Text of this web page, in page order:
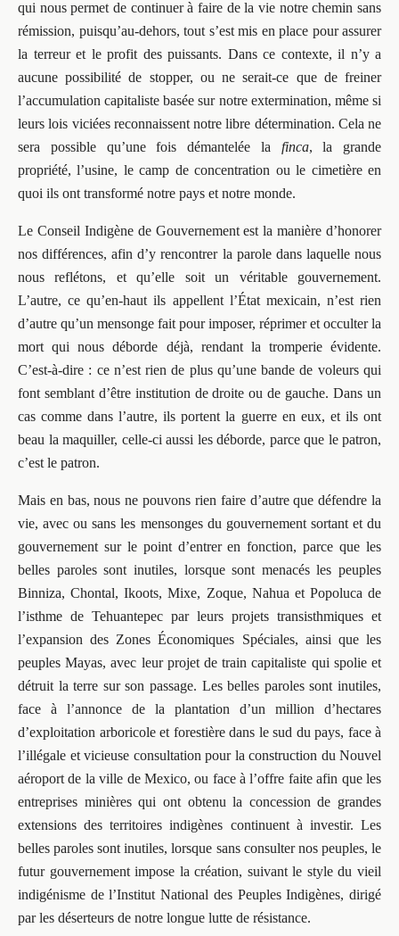
qui nous permet de continuer à faire de la vie notre chemin sans
rémission, puisqu’au-dehors, tout s’est mis en place pour assurer
la terreur et le profit des puissants. Dans ce contexte, il n’y a
aucune possibilité de stopper, ou ne serait-ce que de freiner
l’accumulation capitaliste basée sur notre extermination, même si
leurs lois viciées reconnaissent notre libre détermination. Cela ne
sera possible qu’une fois démantelée la finca, la grande
propriété, l’usine, le camp de concentration ou le cimetière en
quoi ils ont transformé notre pays et notre monde.
Le Conseil Indigène de Gouvernement est la manière d’honorer
nos différences, afin d’y rencontrer la parole dans laquelle nous
nous reflétons, et qu’elle soit un véritable gouvernement.
L’autre, ce qu’en-haut ils appellent l’État mexicain, n’est rien
d’autre qu’un mensonge fait pour imposer, réprimer et occulter la
mort qui nous déborde déjà, rendant la tromperie évidente.
C’est-à-dire : ce n’est rien de plus qu’une bande de voleurs qui
font semblant d’être institution de droite ou de gauche. Dans un
cas comme dans l’autre, ils portent la guerre en eux, et ils ont
beau la maquiller, celle-ci aussi les déborde, parce que le patron,
c’est le patron.
Mais en bas, nous ne pouvons rien faire d’autre que défendre la
vie, avec ou sans les mensonges du gouvernement sortant et du
gouvernement sur le point d’entrer en fonction, parce que les
belles paroles sont inutiles, lorsque sont menacés les peuples
Binniza, Chontal, Ikoots, Mixe, Zoque, Nahua et Popoluca de
l’isthme de Tehuantepec par leurs projets transisthmiques et
l’expansion des Zones Économiques Spéciales, ainsi que les
peuples Mayas, avec leur projet de train capitaliste qui spolie et
détruit la terre sur son passage. Les belles paroles sont inutiles,
face à l’annonce de la plantation d’un million d’hectares
d’exploitation arboricole et forestière dans le sud du pays, face à
l’illégale et vicieuse consultation pour la construction du Nouvel
aéroport de la ville de Mexico, ou face à l’offre faite afin que les
entreprises minières qui ont obtenu la concession de grandes
extensions des territoires indigènes continuent à investir. Les
belles paroles sont inutiles, lorsque sans consulter nos peuples, le
futur gouvernement impose la création, suivant le style du vieil
indigénisme de l’Institut National des Peuples Indigènes, dirigé
par les déserteurs de notre longue lutte de résistance.